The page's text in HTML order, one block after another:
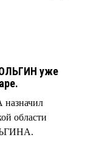
уже
области